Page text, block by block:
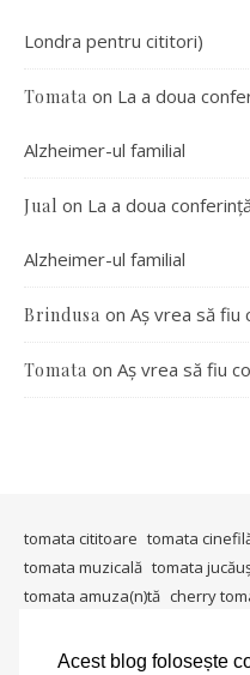
Acest blog folosește
Londra pentru cititori)
Tomata on La a doua
Alzheimer-ul familial
Jual on La a doua
Alzheimer-ul familial
Brindusa on Aș vrea să fiu
Tomata on Aș vrea să fiu
tomata cititoare tomata
tomata muzicală tomata
tomata amuza(n)tă cherry
tomata gândeşte io, io şi